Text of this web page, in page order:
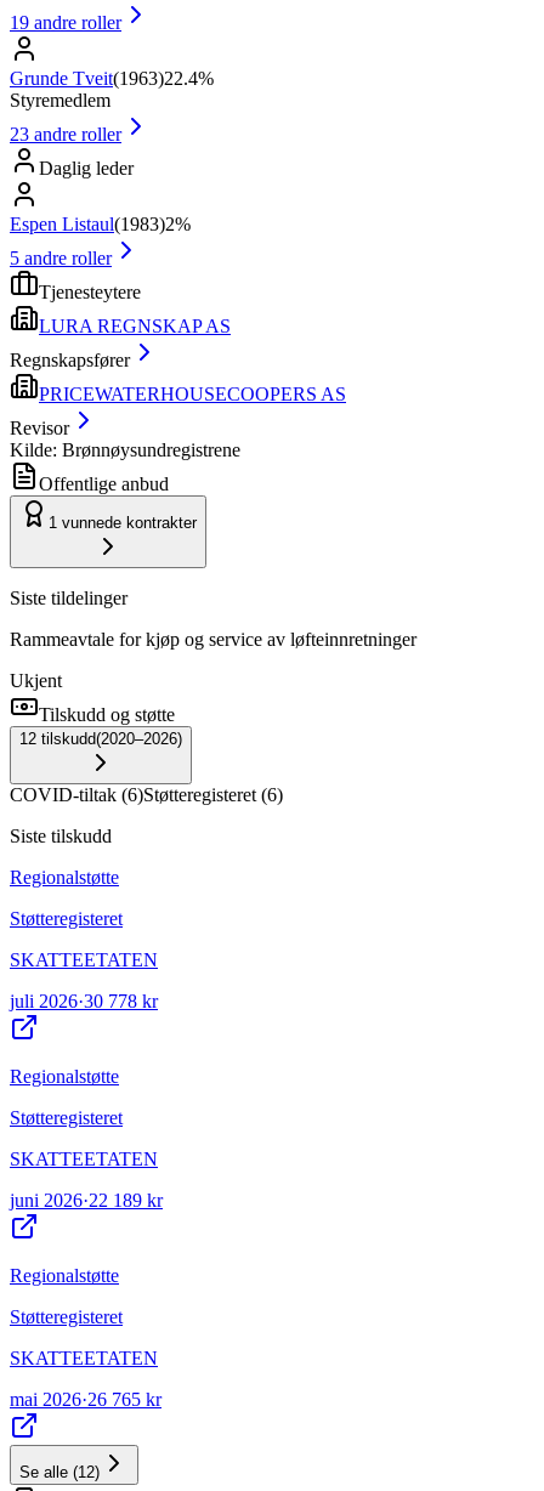
19 andre roller
Grunde Tveit(1963)22.4%
Styremedlem
23 andre roller
Daglig leder
Espen Listaul(1983)2%
5 andre roller
Tjenesteytere
LURA REGNSKAP AS
Regnskapsfører
PRICEWATERHOUSECOOPERS AS
Revisor
Kilde: Brønnøysundregistrene
Offentlige anbud
1 vunnede kontrakter
Siste tildelinger
Rammeavtale for kjøp og service av løfteinnretninger
Ukjent
Tilskudd og støtte
12 tilskudd(2020–2026)
COVID-tiltak (6)Støtteregisteret (6)
Siste tilskudd
Regionalstøtte
Støtteregisteret
SKATTEETATEN
juli 2026·30 778 kr
Regionalstøtte
Støtteregisteret
SKATTEETATEN
juni 2026·22 189 kr
Regionalstøtte
Støtteregisteret
SKATTEETATEN
mai 2026·26 765 kr
Se alle (12)